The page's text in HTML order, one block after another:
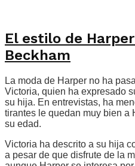
El estilo de
Beckham
La moda de Harper no ha
Victoria, quien ha expresado
su hija. En entrevistas, ha
tirantes le quedan muy bien a
su edad.
Victoria ha descrito a su hija
a pesar de que disfrute de la